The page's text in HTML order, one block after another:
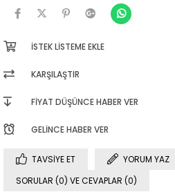
İSTEK LISTEME EKLE
KARŞILAŞTIR
FIYAT DÜŞÜNCE HABER VER
GELINCE HABER VER
TAVSIYE ET
YORUM YAZ
SORULAR (0) VE CEVAPLAR (0)